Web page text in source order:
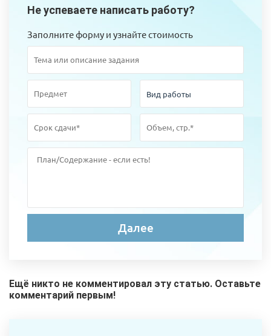
Не успеваете написать работу?
Заполните форму и узнайте стоимость
Ещё никто не комментировал эту статью. Оставьте
комментарий первым!